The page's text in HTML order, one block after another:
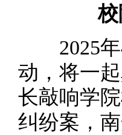
2025年4
动，将一
长敲响学
纠纷案，